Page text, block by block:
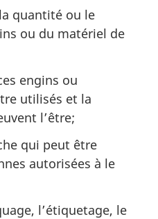
quantité ou le
ou du matériel de
engins ou
utilisés et la
l’être;
qui peut être
autorisées à le
l’étiquetage, le